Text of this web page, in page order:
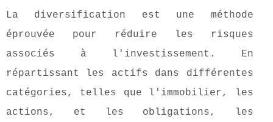
La diversification est une méthode
éprouvée pour réduire les risques
associés à l'investissement. En
répartissant les actifs dans différentes
catégories, telles que l'immobilier, les
actions, et les obligations, les